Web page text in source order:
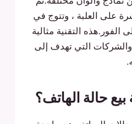
على العلبة ، وتتوج في
التقنية مثالية
التي تهدف إلى
بيع حالة الهاتف؟